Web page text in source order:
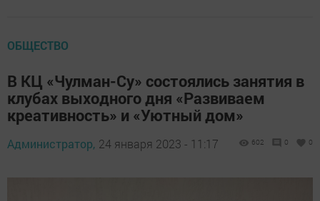
ОБЩЕСТВО
В КЦ «Чулман-Су» состоялись занятия в
клубах выходного дня «Развиваем
креативность» и «Уютный дом»
Администратор, 24 января 2023 - 11:17 602 0 0